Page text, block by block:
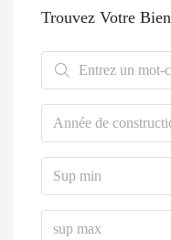
Trouvez Votre Bien